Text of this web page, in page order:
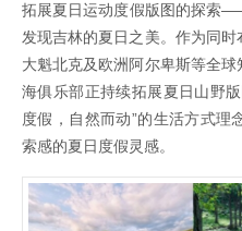
拓展夏日运动度假版图的探索
发现吉林的夏日之美。作为同
大魁北克及欧洲阿尔卑斯等全
海俱乐部正持续拓展夏日山野
度假，自然而动”的生活方式理
索感的夏日度假灵感。